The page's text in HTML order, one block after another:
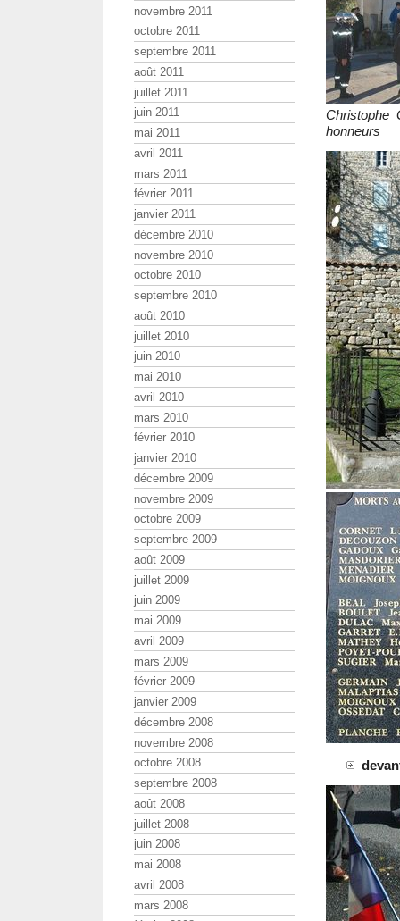
Christophe
honneurs
novembre 2011
octobre 2011
septembre 2011
août 2011
juillet 2011
juin 2011
mai 2011
avril 2011
mars 2011
février 2011
janvier 2011
décembre 2010
novembre 2010
octobre 2010
septembre 2010
août 2010
juillet 2010
juin 2010
mai 2010
avril 2010
mars 2010
février 2010
janvier 2010
décembre 2009
novembre 2009
octobre 2009
septembre 2009
août 2009
juillet 2009
juin 2009
mai 2009
avril 2009
mars 2009
février 2009
janvier 2009
décembre 2008
novembre 2008
octobre 2008
septembre 2008
août 2008
juillet 2008
juin 2008
mai 2008
avril 2008
mars 2008